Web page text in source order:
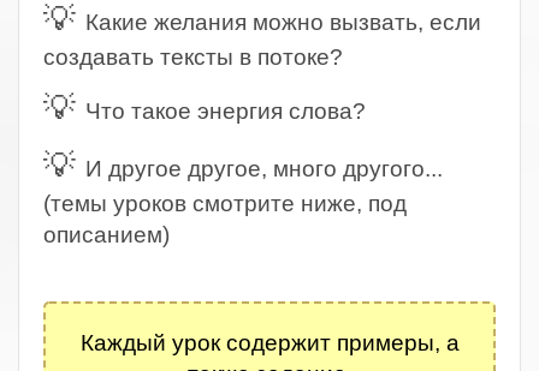
💡 Какие желания можно вызвать, если
создавать тексты в потоке?
💡 Что такое энергия слова?
💡 И другое другое, много другого...
(темы уроков смотрите ниже, под
описанием)
Каждый урок содержит примеры, а